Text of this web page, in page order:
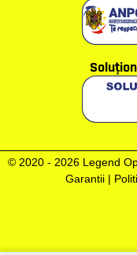
© 2020 - 2026 Legend
Garantii |